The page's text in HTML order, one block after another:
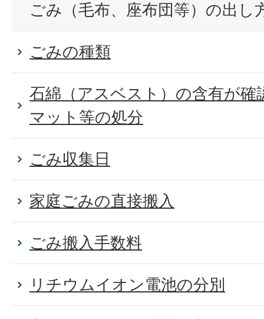
ごみ（毛布、座布団等）の出し
ごみの種類
石綿（アスベスト）の含有が確
マット等の処分
ごみ収集日
家庭ごみの直接搬入
ごみ搬入手数料
リチウムイオン電池の分別